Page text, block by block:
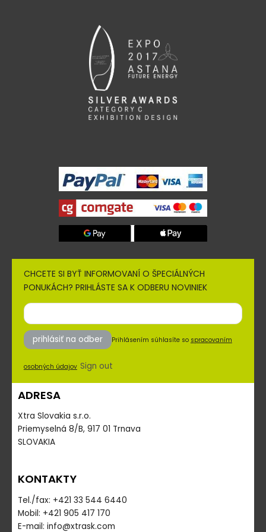
CHCETE SI BYŤ INFORMOVANÍ O ŠPECIÁLNÝCH
PONUKÁCH? PRIHLÁSTE SA K ODBERU NOVINIEK
prihlásiť na odber Prihlásením súhlasíte so spracovaním
osobných údajov Sign out
ADRESA
Xtra Slovakia s.r.o.
Priemyselná 8/B, 917 01 Trnava
SLOVAKIA
KONTAKTY
Tel./fax: +421 33 544 6440
Mobil: +421 905 417 170
E-mail: info@xtrask.com